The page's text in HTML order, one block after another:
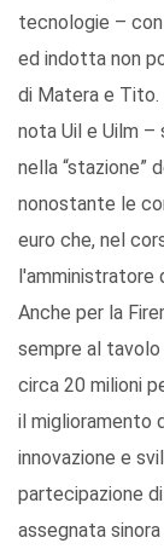
tecnologie –
ed indotta non
di Matera e
nota Uil e Uilm –
nella “stazione”
nonostante le
euro che, nel
l'amministratore
Anche per la
sempre al
circa 20 milioni
il miglioramento
innovazione e
partecipazione
assegnata